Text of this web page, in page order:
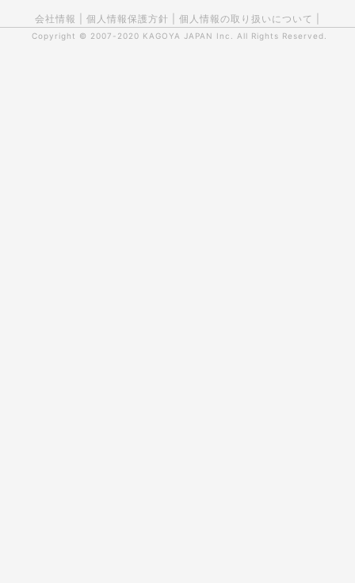
会社情報 個人情報保護方針 個人情報の取り扱いについて
Copyright © 2007-2020 KAGOYA JAPAN Inc. All Rights Reserved.